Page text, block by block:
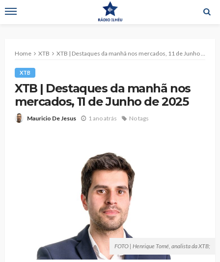
Home XTB XTB | Destaques da manhã nos mercados, 11 de Junho de 2025
XTB
XTB | Destaques da manhã nos
mercados, 11 de Junho de 2025
Mauricio De Jesus 1 ano atrás No tags
FOTO | Henrique Tomé, analista da XTB;